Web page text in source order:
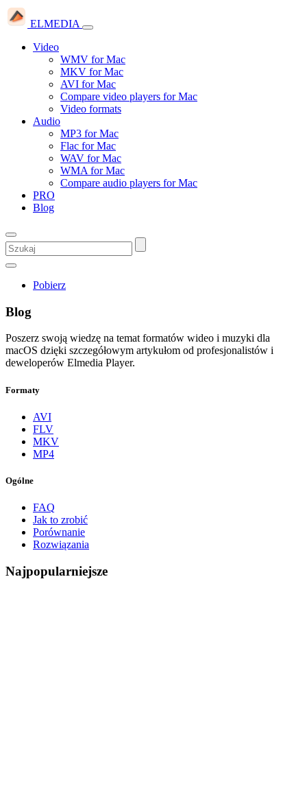
ELMEDIA
Video
WMV for Mac
MKV for Mac
AVI for Mac
Compare video players for Mac
Video formats
Audio
MP3 for Mac
Flac for Mac
WAV for Mac
WMA for Mac
Compare audio players for Mac
PRO
Blog
Pobierz
Blog
Poszerz swoją wiedzę na temat formatów wideo i muzyki dla
macOS dzięki szczegółowym artykułom od profesjonalistów i
deweloperów Elmedia Player.
Formaty
AVI
FLV
MKV
MP4
Ogólne
FAQ
Jak to zrobić
Porównanie
Rozwiązania
Najpopularniejsze